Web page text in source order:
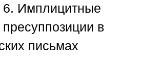
6. Имплицитные
в
письмах